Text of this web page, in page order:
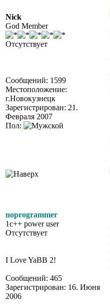
Nick
God Member
Отсутствует
Сообщений: 1599
Местоположение:
г.Новокузнецк
Зарегистрирован: 21.
Февраля 2007
Пол:
noprogrammer
1c++ power user
Отсутствует
I Love YaBB 2!
Сообщений: 465
Зарегистрирован: 16. Июня
2006